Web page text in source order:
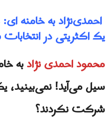
احمدی‌نژاد به خامنه
یک اکثریتی در
محمود احمدی نژادبه
سیل می‌آید! نمی‌بینید،
شرکت نکردند؟